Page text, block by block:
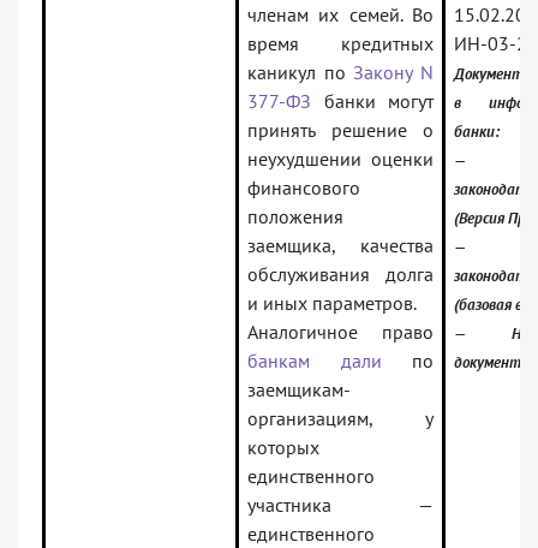
членам их семей. Во
время кредитных
каникул по Закону N
377-ФЗ банки могут
принять решение о
неухудшении оценки
финансового
положения
заемщика, качества
обслуживания долга
и иных параметров.
Аналогичное право
банкам дали по
заемщикам-
организациям, у
которых
единственного
участника —
единственного
ИН-03-
в
банки:
—
(Версия
—
(базовая
—
документы